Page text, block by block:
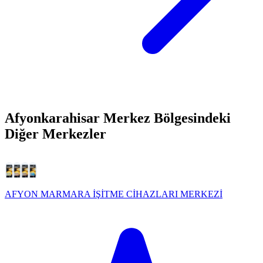
Afyonkarahisar Merkez Bölgesindeki
Diğer Merkezler
AFYON MARMARA İŞİTME CİHAZLARI MERKEZİ